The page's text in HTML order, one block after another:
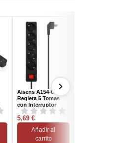
Aisens A154-0652
Regleta 5 Tomas
con Interruptor
1,4M Negro
5,69 €
Añadir al
carrito